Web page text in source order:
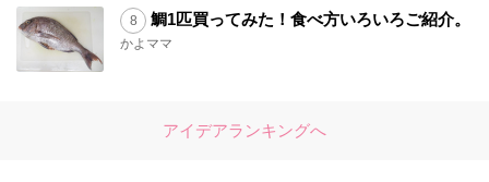
鯛1匹買ってみた！食べ方いろいろご紹介。
かよママ
アイデアランキングへ